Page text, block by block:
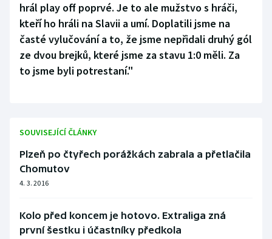
hrál play off poprvé. Je to ale mužstvo s hráči,
kteří ho hráli na Slavii a umí. Doplatili jsme na
časté vylučování a to, že jsme nepřidali druhý gól
ze dvou brejků, které jsme za stavu 1:0 měli. Za
to jsme byli potrestaní."
SOUVISEJÍCÍ ČLÁNKY
Plzeň po čtyřech porážkách zabrala a přetlačila
Chomutov
4. 3. 2016
Kolo před koncem je hotovo. Extraliga zná
první šestku i účastníky předkola